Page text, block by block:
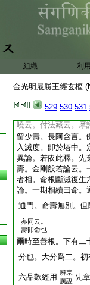
組織 利
金光明最勝王經玄樞
529 530 531
云壽。羅摩加云
量。具如彼也
三決疑者。問。旣
答。信相正疑應身八
之名。生在應身。
壽品。亦明應身。
住。非念念滅。初地
命品。法花及此。云
論無異。倶顯三身之
應身。金剛身品下明
曉云。付法藏云。摩
留少壽。長阿含言。
入滅度。卽於塔中
異論。若依此釋。先
壽。金剛般若論云。
者相。命根斷滅復生
論。一期相續曰命。
通門。命壽無別。
亦同云。
壽卽命也
爾時至善根。下有二
分也。大分爲二。
六品歎經用 辨宗
廣說 先